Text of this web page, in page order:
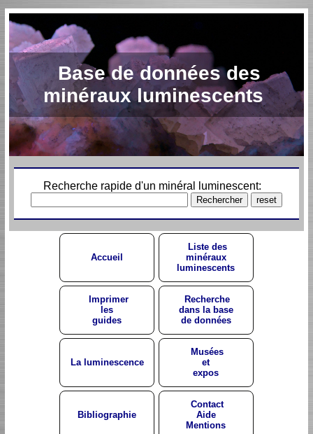
Base de données des
minéraux luminescents
Recherche rapide d'un minéral luminescent:
Accueil
Liste des
minéraux
luminescents
Imprimer
les
guides
Recherche
dans la base
de données
La luminescence
Musées
et
expos
Bibliographie
Contact
Aide
Mentions